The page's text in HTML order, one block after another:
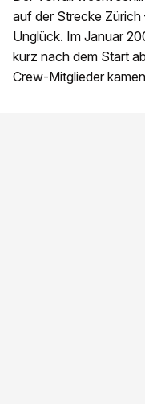
auf der Strecke Zürich
Unglück. Im Januar
kurz nach dem Start
Crew-Mitglieder